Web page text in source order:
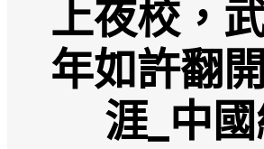
上夜校，
年如許翻
涯_中國